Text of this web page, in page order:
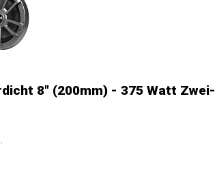
8" (200mm) - 375 Watt Zwei-